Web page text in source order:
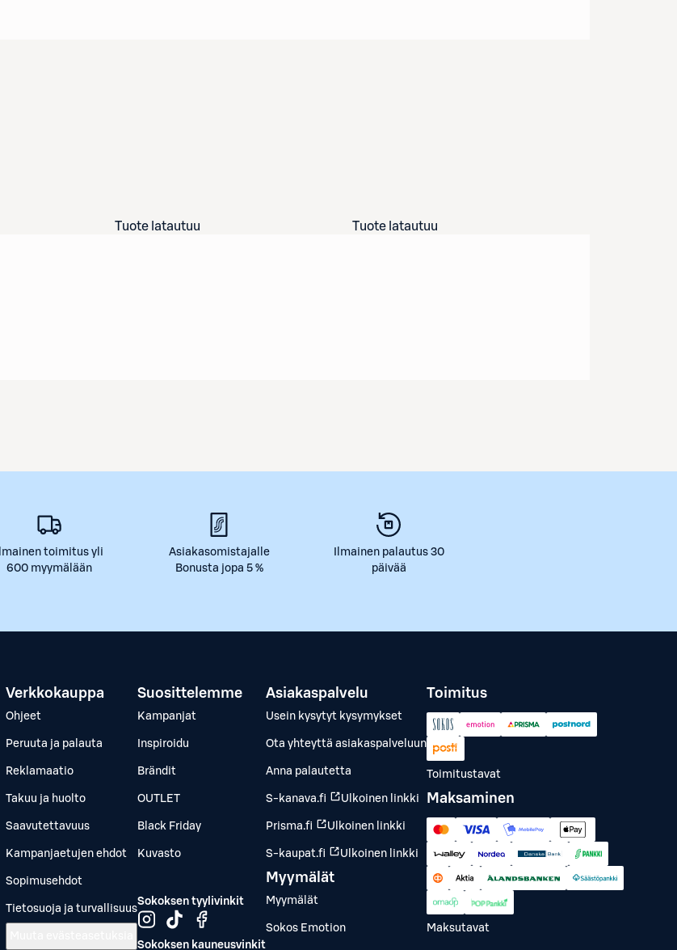
Tuote latautuu Tuote latautuu
Ilmainen toimitus yli
600 myymälään
Asiakasomistajalle
Bonusta jopa 5 %
Ilmainen palautus 30
päivää
Verkkokauppa
Ohjeet
Peruuta ja palauta
Reklamaatio
Takuu ja huolto
Saavutettavuus
Kampanjaetujen ehdot
Sopimusehdot
Tietosuoja ja turvallisuus
Suosittelemme
Kampanjat
Inspiroidu
Brändit
OUTLET
Black Friday
Kuvasto
Sokoksen tyylivinkit
Sokoksen kauneusvinkit
Asiakaspalvelu
Usein kysytyt kysymykset
Ota yhteyttä asiakaspalveluun
Anna palautetta
S-kanava.fi Ulkoinen linkki
Prisma.fi Ulkoinen linkki
S-kaupat.fi Ulkoinen linkki
Myymälät
Myymälät
Sokos Emotion
Toimitus
Toimitustavat
Maksaminen
Maksutavat